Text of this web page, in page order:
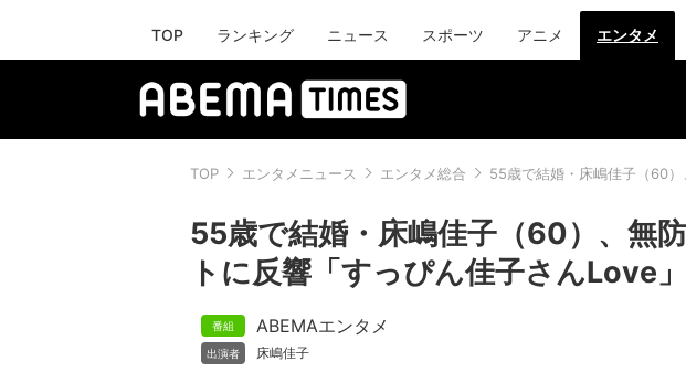
TOP ランキング ニュース スポーツ アニメ エンタメ
TOP エンタメニュース エンタメ総合 55歳で結婚・床嶋佳子（60
55歳で結婚・床嶋佳子（60）、無
トに反響「すっぴん佳子さんLove
ABEMAエンタメ
床嶋佳子